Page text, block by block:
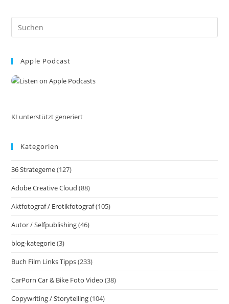
An
Adria
#FeelSlovenia
#myway
Apple Podcast
KI unterstützt generiert
Kategorien
36 Strategeme(127)
Adobe Creative Cloud (88)
Aktfotograf / Erotikfotograf(105)
Autor / Selfpublishing(46)
blog-kategorie(3)
Buch Film Links Tipps(233)
CarPorn Car & Bike Foto Video (38)
Copywriting / Storytelling(104)